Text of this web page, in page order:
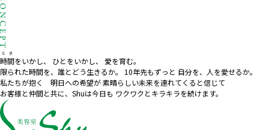
時間
とき
をいかし、 ひとをいかし、
愛を育む。
限られた時間を、誰とどう生きるか。
10年先もずっと 自分を、人を愛せるか。
私たちが抱く 明日への希望が素晴らしい未来を連れてくると信じて
お客様と仲間と共に、 Shuは今日も ワクワクとキラキラを続けます。